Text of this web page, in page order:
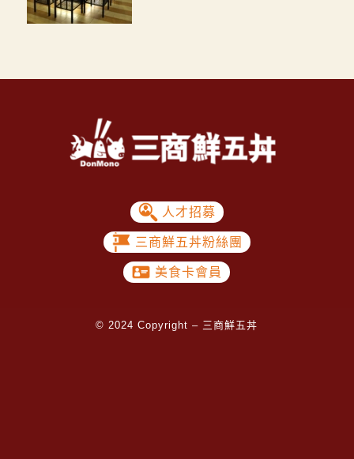
人才招募
三商鮮五丼粉絲團
美食卡會員
© 2024 Copyright – 三商鮮五丼